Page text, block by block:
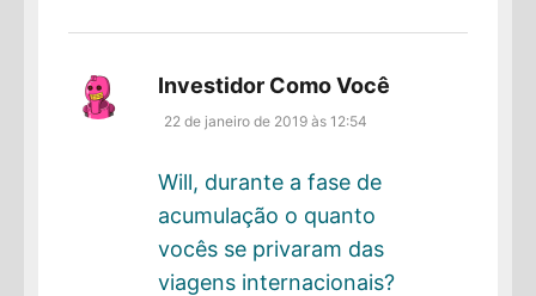
Investidor Como Você
22 de janeiro de 2019 às 12:54
Will, durante a fase de
acumulação o quanto
vocês se privaram das
viagens internacionais?